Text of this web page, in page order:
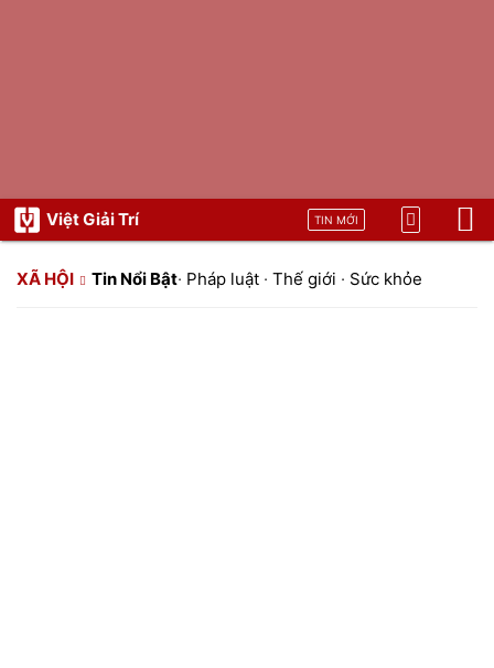
Việt Giải Trí TIN MỚI
XÃ HỘI Tin Nổi Bật· Pháp luật · Thế giới · Sức khỏe